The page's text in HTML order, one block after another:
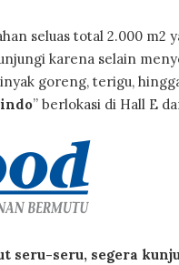
seluas total 2.000
karena selain
goreng, terigu,
” berlokasi di Hall E
seru-seru, segera